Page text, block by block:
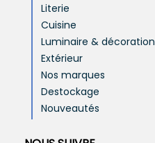
Literie
Cuisine
Luminaire & décoration
Extérieur
Nos marques
Destockage
Nouveautés